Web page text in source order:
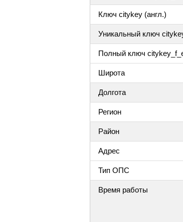
Ключ citykey (англ.)
Уникальный ключ
Полный ключ
Широта
Долгота
Регион
Район
Адрес
Тип ОПС
Время работы